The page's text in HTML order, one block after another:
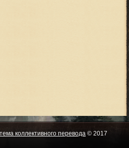
коллективного перевода © 2017